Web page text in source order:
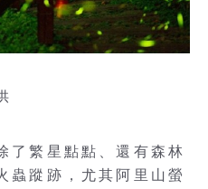
了繁星點點、還有森林
蟲蹤跡，尤其阿里山螢